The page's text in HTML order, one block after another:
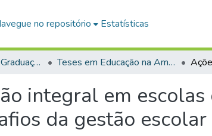
no repositório Estatísticas
Programa de Pós-Graduação em Educação na Amazônia (PPGEDA) Teses em Educação na Amazônia (Doutorado)
integral em
da gestão escolar